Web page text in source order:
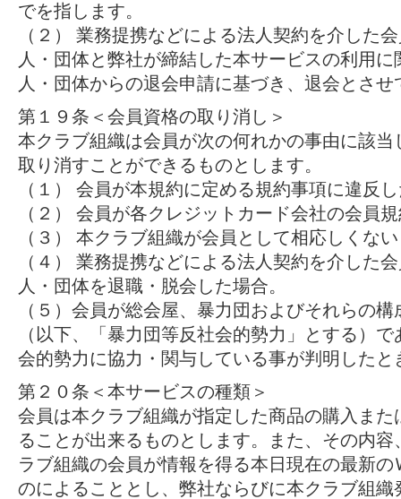
でを指します。
（２） 業務提携などによる法人契約を介した
人・団体と弊社が締結した本サービスの利用
人・団体からの退会申請に基づき、退会とさ
第１９条＜会員資格の取り消し＞
本クラブ組織は会員が次の何れかの事由に該
取り消すことができるものとします。
（１） 会員が本規約に定める規約事項に違反
（２） 会員が各クレジットカード会社の会員
（３） 本クラブ組織が会員として相応しくな
（４） 業務提携などによる法人契約を介した
人・団体を退職・脱会した場合。
（５）会員が総会屋、暴力団およびそれらの
（以下、「暴力団等反社会的勢力」とする）
会的勢力に協力・関与している事が判明したと
第２０条＜本サービスの種類＞
会員は本クラブ組織が指定した商品の購入ま
ることが出来るものとします。また、その内
ラブ組織の会員が情報を得る本日現在の最新
のによることとし、弊社ならびに本クラブ組